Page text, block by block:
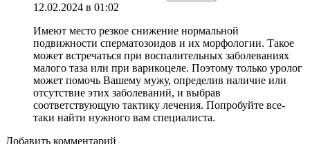
12.02.2024 в 01:02
Имеют место резкое снижение нормальной
подвижности сперматозоидов и их морфологии. Такое
может встречаться при воспалительных заболеваниях
малого таза или при варикоцеле. Поэтому только уролог
может помочь Вашему мужу, определив наличие или
отсутствие этих заболеваний, и выбрав
соответствующую тактику лечения. Попробуйте все-
таки найти нужного вам специалиста.
Добавить комментарий